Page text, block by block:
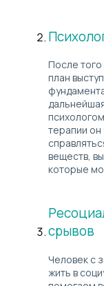
После того
план
терапии он
веществ,
которые
срывов
Человек с
жить в